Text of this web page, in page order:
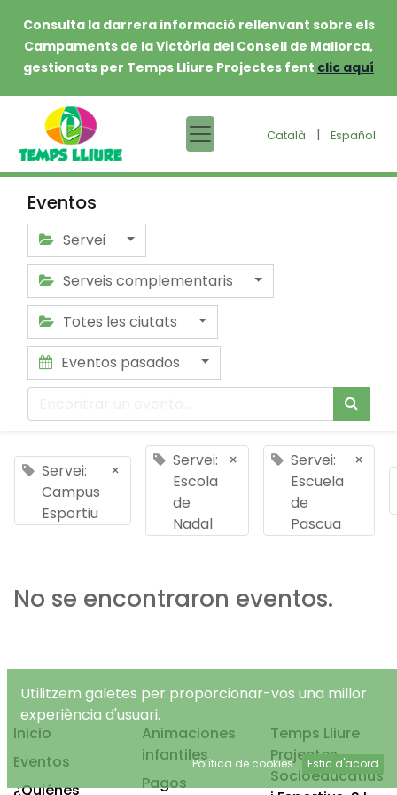
Consulta la darrera informació rellenvant sobre els
Campaments de la Victòria del Consell de Mallorca,
gestionats per Temps Lliure Projectes fent clic aquí
Català | Español
Eventos
Servei
Serveis complementaris
Totes les ciutats
Eventos pasados
Servei:
Campus
Esportiu
×
Servei:
Escola
de
Nadal
×
Servei:
Escuela
de
Pascua
×
No se encontraron eventos.
Inicio
Eventos
¿Quiénes
Animaciones
infantiles
Pagos
Temps Lliure
Projectes
Socioeducatius
Utilitzem galetes per proporcionar-vos una millor
experiència d'usuari.
Política de cookies Estic d'acord